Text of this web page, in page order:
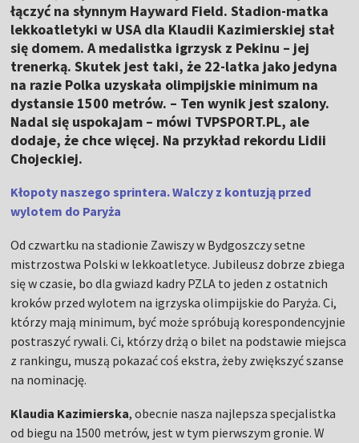
łączyć na słynnym Hayward Field. Stadion-matka
lekkoatletyki w USA dla Klaudii Kazimierskiej stał
się domem. A medalistka igrzysk z Pekinu – jej
trenerką. Skutek jest taki, że 22-latka jako jedyna
na razie Polka uzyskała olimpijskie minimum na
dystansie 1500 metrów. – Ten wynik jest szalony.
Nadal się uspokajam – mówi TVPSPORT.PL, ale
dodaje, że chce więcej. Na przykład rekordu Lidii
Chojeckiej.
Kłopoty naszego sprintera. Walczy z kontuzją przed
wylotem do Paryża
Od czwartku na stadionie Zawiszy w Bydgoszczy setne
mistrzostwa Polski w lekkoatletyce. Jubileusz dobrze zbiega
się w czasie, bo dla gwiazd kadry PZLA to jeden z ostatnich
kroków przed wylotem na igrzyska olimpijskie do Paryża. Ci,
którzy mają minimum, być może spróbują korespondencyjnie
postraszyć rywali. Ci, którzy drżą o bilet na podstawie miejsca
z rankingu, muszą pokazać coś ekstra, żeby zwiększyć szanse
na nominację.
Klaudia Kazimierska, obecnie nasza najlepsza specjalistka
od biegu na 1500 metrów, jest w tym pierwszym gronie. W